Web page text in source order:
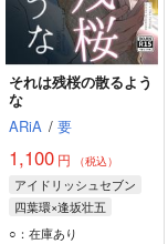
それは残桜の散るよう
な
ARiA / 要
1,100 円 （税込）
アイドリッシュセブン
四葉環×逢坂壮五
四葉環
逢坂壮五
○：在庫あり